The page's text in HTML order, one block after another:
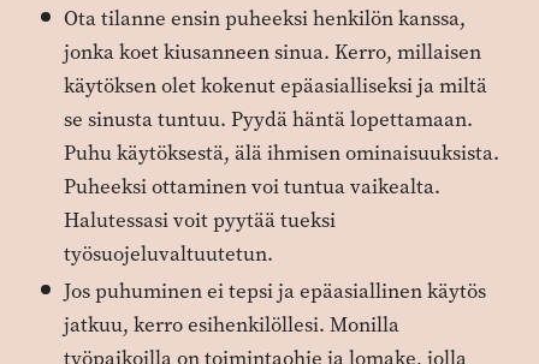
Ota tilanne ensin puheeksi henkilön kanssa,
jonka koet kiusanneen sinua. Kerro, millaisen
käytöksen olet kokenut epäasialliseksi ja miltä
se sinusta tuntuu. Pyydä häntä lopettamaan.
Puhu käytöksestä, älä ihmisen ominaisuuksista.
Puheeksi ottaminen voi tuntua vaikealta.
Halutessasi voit pyytää tueksi
työsuojeluvaltuutetun.
Jos puhuminen ei tepsi ja epäasiallinen käytös
jatkuu, kerro esihenkilöllesi. Monilla